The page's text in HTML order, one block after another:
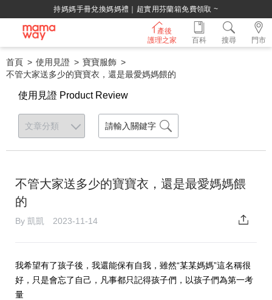
持媽媽手冊兌換媽媽禮｜超實用芬蘭箱免費領取 ~
產後
護理之家
門市
百科 搜尋
首頁 使用見證
寶寶服飾
不管大家送多少的寶寶衣，還是最愛媽媽餵的
使用見證 Product Review
不管大家送多少的寶寶衣，還是最愛媽媽餵
的
By 凱凱 2023-11-14
我希望有了孩子後，我還能保有自我，雖然“某某媽媽”這名稱很
好，只是會忘了自己，凡事都只記得孩子們，以孩子們為第一考
量